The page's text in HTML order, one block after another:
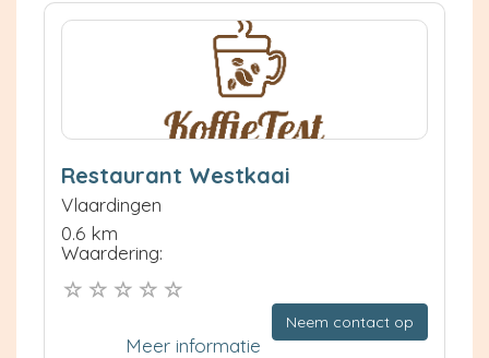
Restaurant Westkaai
Vlaardingen
0.6 km
Waardering:
Neem contact op
Meer informatie